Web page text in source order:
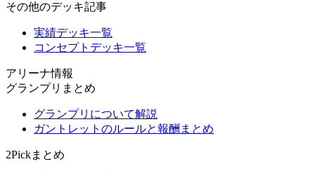
その他のデッキ記事
実績デッキ一覧
コンセプトデッキ一覧
アリーナ情報
グランプリまとめ
グランプリについて解説
ガントレットのルールと報酬まとめ
2Pickまとめ